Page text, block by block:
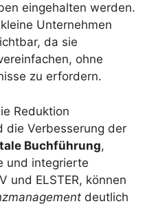
eingehalten werden.
Unternehmen
da sie
ohne
zu erfordern.
Reduktion
die Verbesserung der
Buchführung,
und integrierte
und ELSTER, können
deutlich